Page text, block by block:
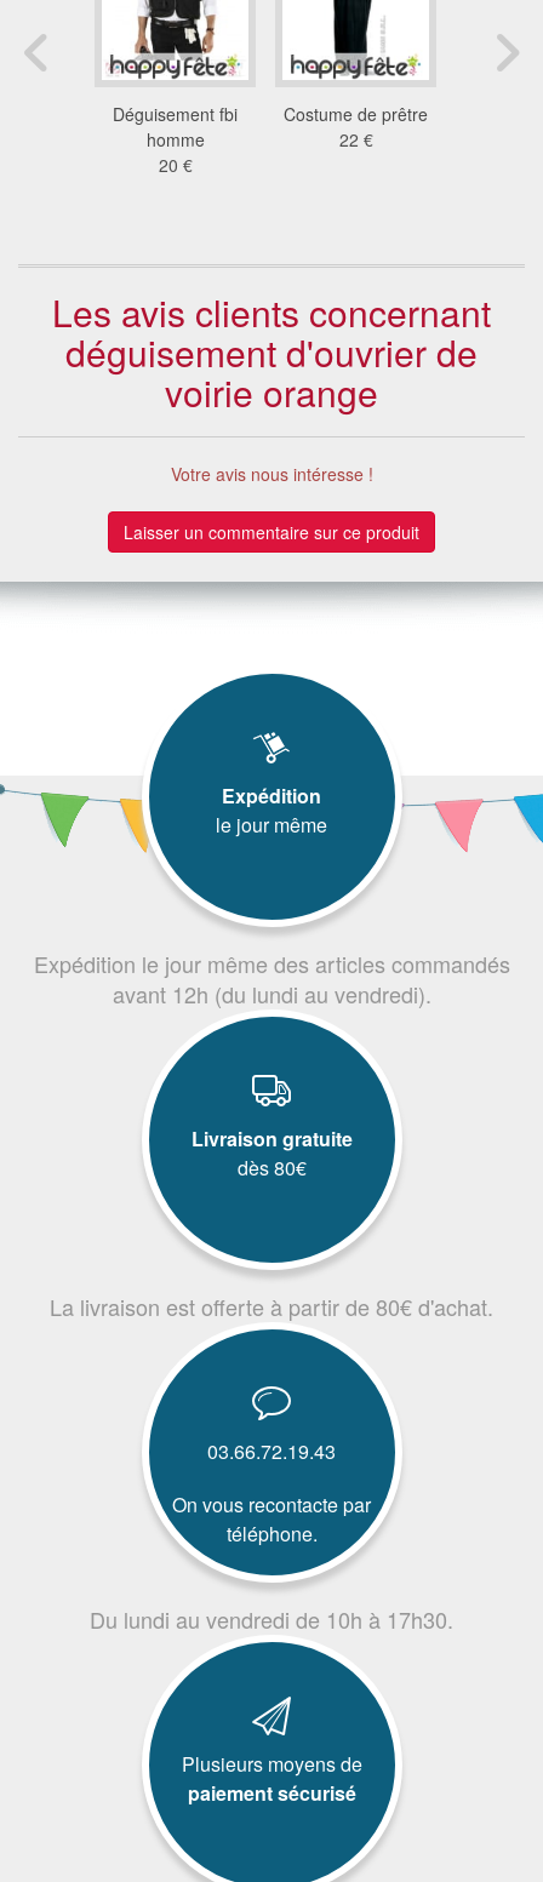
Déguisement fbi
homme
20 €
Costume de prêtre
22 €
Les avis clients concernant
déguisement d'ouvrier de
voirie orange
Votre avis nous intéresse !
Laisser un commentaire sur ce produit
Expédition
le jour même
Expédition le jour même des articles commandés
avant 12h (du lundi au vendredi).
Livraison gratuite
dès 80€
La livraison est offerte à partir de 80€ d'achat.
03.66.72.19.43
On vous recontacte par
téléphone.
Du lundi au vendredi de 10h à 17h30.
Plusieurs moyens de
paiement sécurisé